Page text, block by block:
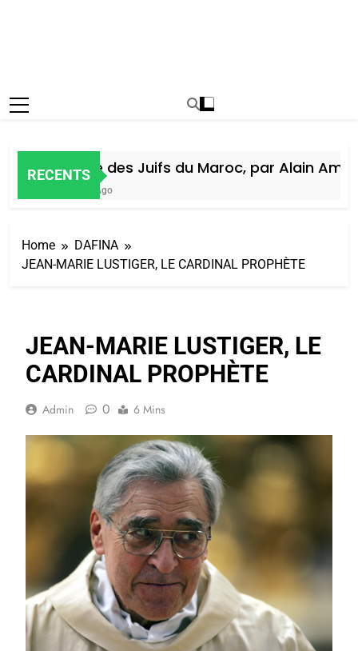
RECENTS
Histoire des Juifs du Maroc, par Alain Amiel
Home
DAFINA
JEAN-MARIE LUSTIGER, LE CARDINAL PROPHÈTE
JEAN-MARIE LUSTIGER, LE
CARDINAL PROPHÈTE
Admin 0 6 Mins